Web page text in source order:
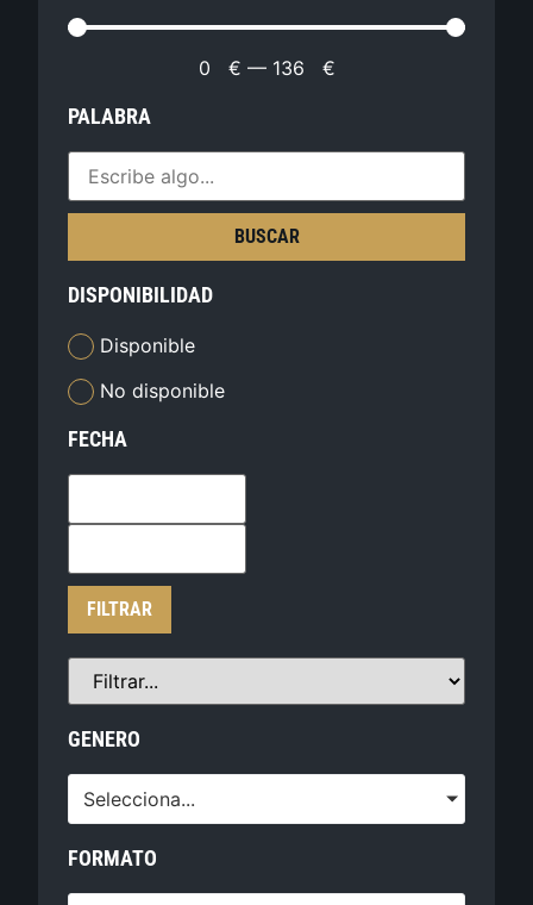
0 € — 136 €
PALABRA
BUSCAR
DISPONIBILIDAD
Disponible
No disponible
FECHA
FILTRAR
GENERO
Selecciona...
FORMATO